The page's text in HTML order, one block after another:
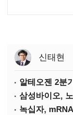
신태현
알테오젠 2분
삼성바이오,
녹십자,